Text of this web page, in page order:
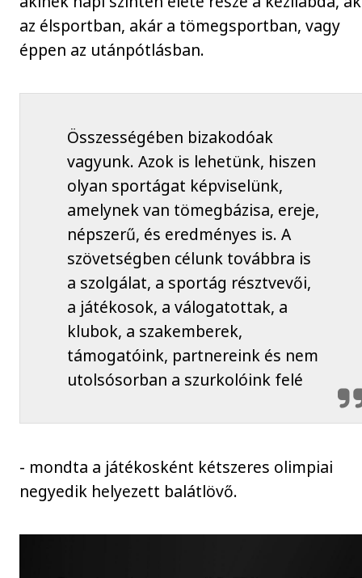
az élsportban, akár a tömegsportban, vagy
éppen az utánpótlásban.
Összességében bizakodóak
vagyunk. Azok is lehetünk, hiszen
olyan sportágat képviselünk,
amelynek van tömegbázisa, ereje,
népszerű, és eredményes is. A
szövetségben célunk továbbra is
a szolgálat, a sportág résztvevői,
a játékosok, a válogatottak, a
klubok, a szakemberek,
támogatóink, partnereink és nem
utolsósorban a szurkolóink felé
- mondta a játékosként kétszeres olimpiai
negyedik helyezett balátlövő.